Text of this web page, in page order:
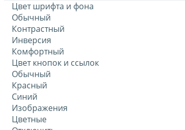
Цвет шрифта и фона
Обычный
Контрастный
Инверсия
Комфортный
Цвет кнопок и ссылок
Обычный
Красный
Синий
Изображения
Цветные